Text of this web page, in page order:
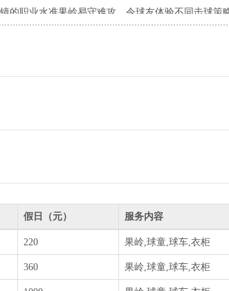
的职业水准果岭易守难攻，令球友体验不同击球策
假日（元） 服务内容
220 果岭,球童,球车,衣柜
360 果岭,球童,球车,衣柜